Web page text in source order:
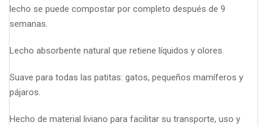
lecho se puede compostar por completo después de 9
semanas.
Lecho absorbente natural que retiene líquidos y olores.
Suave para todas las patitas: gatos, pequeños mamíferos y
pájaros.
Hecho de material liviano para facilitar su transporte, uso y